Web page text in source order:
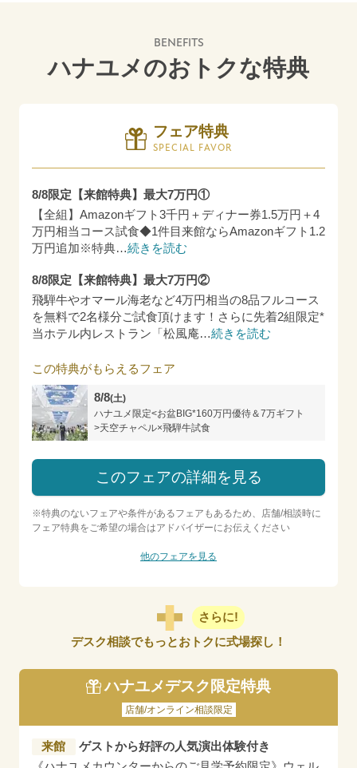
BENEFITS
ハナユメのおトクな特典
フェア特典
SPECIAL FAVOR
8/8限定【来館特典】最大7万円①
【全組】Amazonギフト3千円＋ディナー券1.5万円＋4
万円相当コース試食◆1件目来館ならAmazonギフト1.2
万円追加※特典…続きを読む
8/8限定【来館特典】最大7万円②
飛騨牛やオマール海老など4万円相当の8品フルコース
を無料で2名様分ご試食頂けます！さらに先着2組限定*
当ホテル内レストラン「松風庵…続きを読む
この特典がもらえるフェア
8/8(土)
ハナユメ限定<お盆BIG*160万円優待＆7万ギフト
>天空チャペル×飛騨牛試食
このフェアの詳細を見る
※特典のないフェアや条件があるフェアもあるため、店舗/相談時に
フェア特典をご希望の場合はアドバイザーにお伝えください
他のフェアを見る
さらに!
デスク相談でもっとおトクに式場探し！
ハナユメデスク限定特典
店舗/オンライン相談限定
来館
ゲストから好評の人気演出体験付き